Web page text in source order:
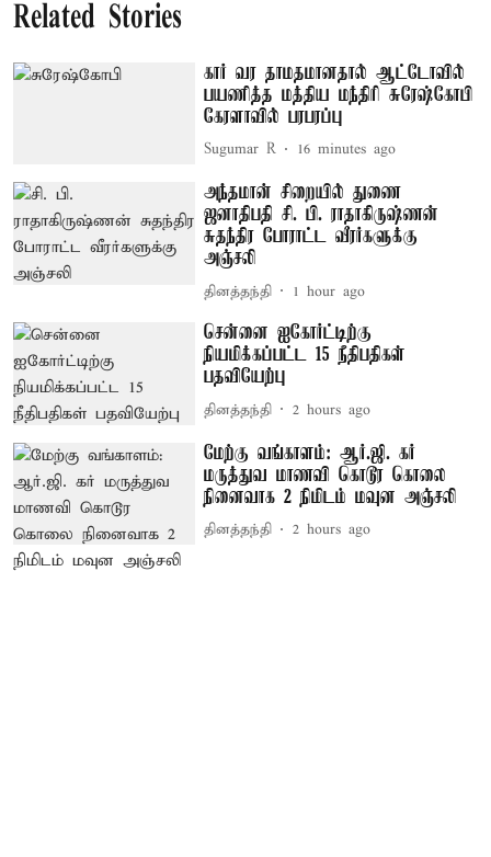
Related Stories
கார் வர தாமதமானதால் ஆட்டோவில்
பயணித்த மத்திய மந்திரி சுரேஷ்கோபி
கேரளாவில் பரபரப்பு
Sugumar R 16 minutes ago
அந்தமான் சிறையில் துணை
ஜனாதிபதி சி. பி. ராதாகிருஷ்ணன்
சுதந்திர போராட்ட வீரர்களுக்கு
அஞ்சலி
தினத்தந்தி 1 hour ago
சென்னை ஐகோர்ட்டிற்கு
நியமிக்கப்பட்ட 15 நீதிபதிகள்
பதவியேற்பு
தினத்தந்தி 2 hours ago
மேற்கு வங்காளம்: ஆர்.ஜி. கர்
மருத்துவ மாணவி கொடூர கொலை
நினைவாக 2 நிமிடம் மவுன அஞ்சலி
தினத்தந்தி 2 hours ago